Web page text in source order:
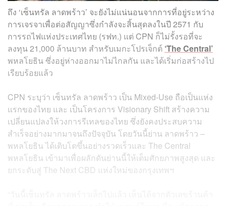
ถึง ‘เซ็นทรัล ลาดพร้าว’ จะยังไม่แน่นอนจากการที่อยู่ระหว่าง
การเจรจาเพื่อต่อสัญญาซึ่งกำลังจะสิ้นสุดลงในปี 2571 กับ
การรถไฟแห่งประเทศไทย (รฟท.) แต่ CPN ก็ไม่รั้งรอที่จะ
ลงทุน 21,000 ล้านบาท สำหรับเมกะโปรเจ็กต์ ‘The Central’
พหลโยธิน ซึ่งอยู่ห่างออกมาไม่ไกลกัน และได้เริ่มก่อสร้างไป
เรียบร้อยแล้ว
CPN ระบุว่า เซ็นทรัล ลาดพร้าว เป็น Mixed-Use ถือเป็นแห่ง
แรกของไทย และ เป็นโครงการ Visionary Shift สร้างความ
เปลี่ยนแปลงให้วงการรีเทลของไทย ซึ่งยังคงประสบความ
สำเร็จอย่างมากมาจนถึงปัจจุบัน โดยวันนี้ย่าน ลาดพร้าว –
พหลโยธิน ได้เติบโตขึ้นอย่างรวดเร็วและ The Central
พหลโยธิน เข้ามาเพื่อผลักดันย่านนี้ให้เต็มศักยภาพสูงสุด และ
ยกระดับสู่ The Next CBD แห่งใหม่ของกรุงเทพฯ